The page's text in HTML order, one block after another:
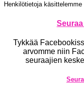
Henkilötietoja käsittelemme
Tykkää
arvomme niin
seuraajien